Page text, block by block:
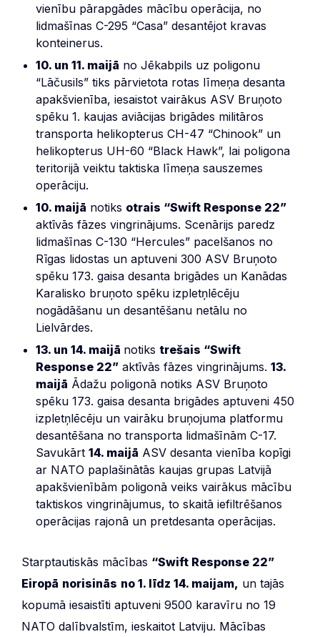
vienību pārapgādes mācību operācija, no
lidmašīnas C-295 “Casa” desantējot kravas
konteinerus.
10. un 11. maijā no Jēkabpils uz poligonu
“Lāčusils” tiks pārvietota rotas līmeņa desanta
apakšvienība, iesaistot vairākus ASV Bruņoto
spēku 1. kaujas aviācijas brigādes militāros
transporta helikopterus CH-47 “Chinook” un
helikopterus UH-60 “Black Hawk”, lai poligona
teritorijā veiktu taktiska līmeņa sauszemes
operāciju.
10. maijā notiks otrais “Swift Response 22”
aktīvās fāzes vingrinājums. Scenārijs paredz
lidmašīnas C-130 “Hercules” pacelšanos no
Rīgas lidostas un aptuveni 300 ASV Bruņoto
spēku 173. gaisa desanta brigādes un Kanādas
Karalisko bruņoto spēku izpletņlēcēju
nogādāšanu un desantēšanu netālu no
Lielvārdes.
13. un 14. maijā notiks trešais “Swift
Response 22” aktīvās fāzes vingrinājums. 13.
maijā Ādažu poligonā notiks ASV Bruņoto
spēku 173. gaisa desanta brigādes aptuveni 450
izpletņlēcēju un vairāku bruņojuma platformu
desantēšana no transporta lidmašīnām C-17.
Savukārt 14. maijā ASV desanta vienība kopīgi
ar NATO paplašinātās kaujas grupas Latvijā
apakšvienībām poligonā veiks vairākus mācību
taktiskos vingrinājumus, to skaitā iefiltrēšanos
operācijas rajonā un pretdesanta operācijas.
Starptautiskās mācības “Swift Response 22”
Eiropā norisinās no 1. līdz 14. maijam, un tajās
kopumā iesaistīti aptuveni 9500 karavīru no 19
NATO dalībvalstīm, ieskaitot Latviju. Mācības